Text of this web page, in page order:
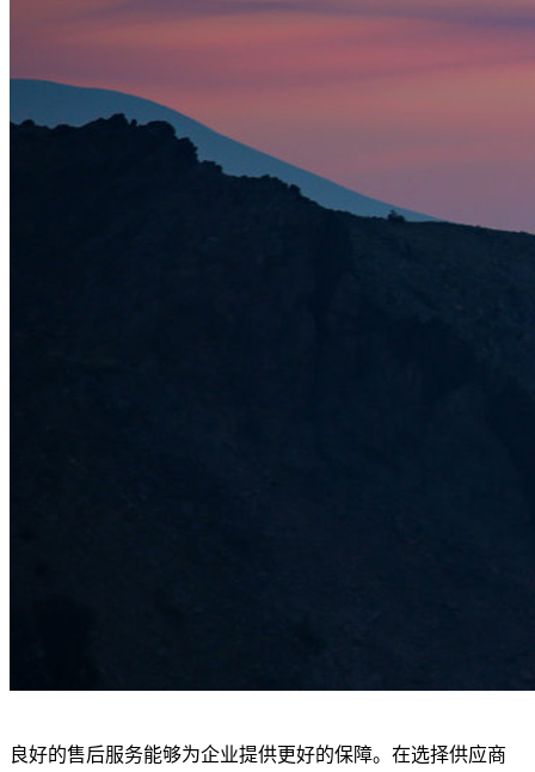
良好的售后服务能够为企业提供更好的保障。在选择供应商